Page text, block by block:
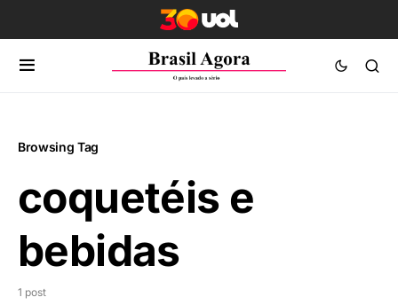
Browsing Tag
coquetéis e
bebidas
1 post